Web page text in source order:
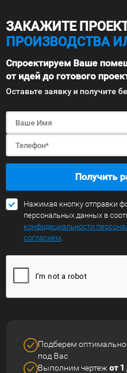
ЗАКАЖИТЕ
ПРОИЗВОДСТВА
Спроектируем Ваше
от идей до готового
Оставьте заявку и получите
Получить
Нажимая кнопку отправки
персональных данных в
конфидециальности
согласием
Подберем
под Вас
Выполним чертеж от 1